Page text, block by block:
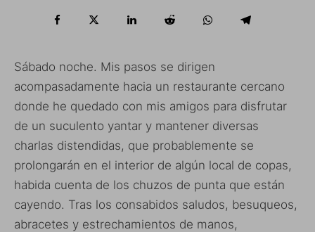
Sábado noche. Mis pasos se dirigen
acompasadamente hacia un restaurante cercano
donde he quedado con mis amigos para disfrutar
de un suculento yantar y mantener diversas
charlas distendidas, que probablemente se
prolongarán en el interior de algún local de copas,
habida cuenta de los chuzos de punta que están
cayendo. Tras los consabidos saludos, besuqueos,
abracetes y estrechamientos de manos,